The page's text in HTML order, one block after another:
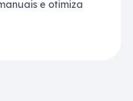
e otimiza